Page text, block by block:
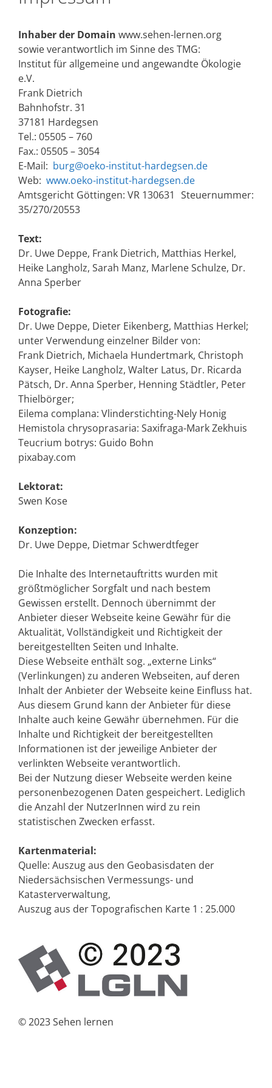
Inhaber der Domain www.sehen-lernen.org
sowie verantwortlich im Sinne des TMG:
Institut für allgemeine und angewandte Ökologie
e.V.
Frank Dietrich
Bahnhofstr. 31
37181 Hardegsen
Tel.: 05505 – 760
Fax.: 05505 – 3054
E-Mail: burg@oeko-institut-hardegsen.de
Web: www.oeko-institut-hardegsen.de
Amtsgericht Göttingen: VR 130631 Steuernummer:
35/270/20553
Text:
Dr. Uwe Deppe, Frank Dietrich, Matthias Herkel,
Heike Langholz, Sarah Manz, Marlene Schulze, Dr.
Anna Sperber
Fotografie:
Dr. Uwe Deppe, Dieter Eikenberg, Matthias Herkel;
unter Verwendung einzelner Bilder von:
Frank Dietrich, Michaela Hundertmark, Christoph
Kayser, Heike Langholz, Walter Latus, Dr. Ricarda
Pätsch, Dr. Anna Sperber, Henning Städtler, Peter
Thielbörger;
Eilema complana: Vlinderstichting-Nely Honig
Hemistola chrysoprasaria: Saxifraga-Mark Zekhuis
Teucrium botrys: Guido Bohn
pixabay.com
Lektorat:
Swen Kose
Konzeption:
Dr. Uwe Deppe, Dietmar Schwerdtfeger
Die Inhalte des Internetauftritts wurden mit
größtmöglicher Sorgfalt und nach bestem
Gewissen erstellt. Dennoch übernimmt der
Anbieter dieser Webseite keine Gewähr für die
Aktualität, Vollständigkeit und Richtigkeit der
bereitgestellten Seiten und Inhalte.
Diese Webseite enthält sog. „externe Links“
(Verlinkungen) zu anderen Webseiten, auf deren
Inhalt der Anbieter der Webseite keine Einfluss hat.
Aus diesem Grund kann der Anbieter für diese
Inhalte auch keine Gewähr übernehmen. Für die
Inhalte und Richtigkeit der bereitgestellten
Informationen ist der jeweilige Anbieter der
verlinkten Webseite verantwortlich.
Bei der Nutzung dieser Webseite werden keine
personenbezogenen Daten gespeichert. Lediglich
die Anzahl der NutzerInnen wird zu rein
statistischen Zwecken erfasst.
Kartenmaterial:
Quelle: Auszug aus den Geobasisdaten der
Niedersächsischen Vermessungs- und
Katasterverwaltung,
Auszug aus der Topografischen Karte 1 : 25.000
© 2023 Sehen lernen